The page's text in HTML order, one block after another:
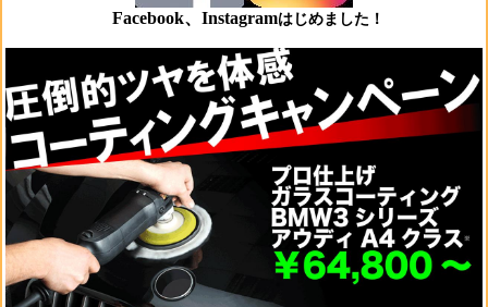
Facebook、Instagramはじめました！